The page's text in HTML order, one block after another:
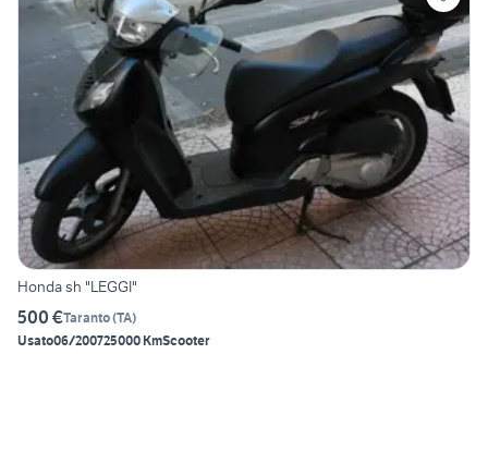
Honda sh "LEGGI"
500 €Taranto(TA)
Usato06/200725000 KmScooter